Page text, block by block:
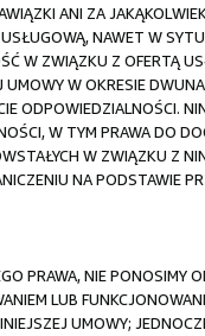
ANI ZA
NAWET W
W ZWIĄZKU Z OFERTĄ
W OKRESIE
ODPOWIEDZIALNOŚCI.
W TYM PRAWA DO
W ZWIĄZKU Z
NA PODSTAWIE
PRAWA, NIE
LUB
UMOWY;